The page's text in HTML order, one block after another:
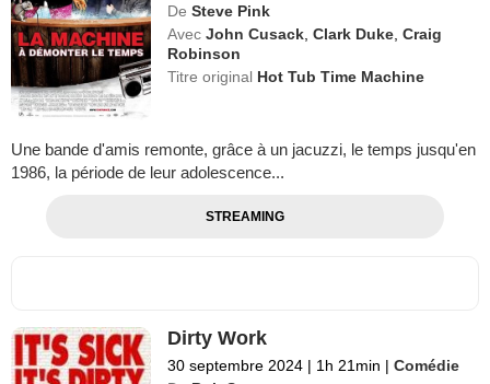
De Steve Pink
Avec John Cusack ,Clark Duke ,Craig
Robinson
Titre original Hot Tub Time Machine
Une bande d'amis remonte, grâce à un jacuzzi, le temps jusqu'en
1986, la période de leur adolescence...
STREAMING
Dirty Work
30 septembre 2024 | 1h 21min | Comédie